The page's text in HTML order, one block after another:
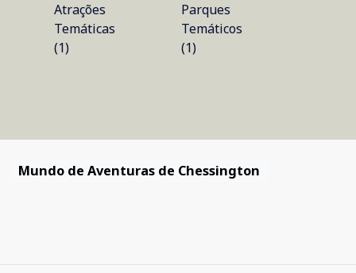
Atrações
Temáticas
(1)
Parques
Temáticos
(1)
Mundo de Aventuras de Chessington